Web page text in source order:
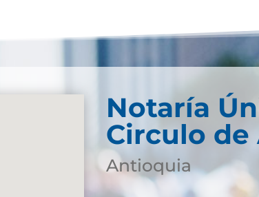
Notaría
Circulo de
Antioquia